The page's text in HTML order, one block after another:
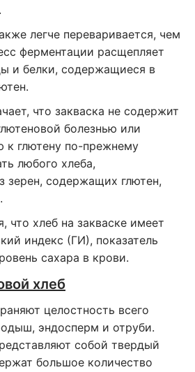
легче переваривается, чем
ферментации расщепляет
и белки, содержащиеся в
что закваска не содержит
болезнью или
к глютену по-прежнему
любого хлеба,
зерен, содержащих глютен,
что хлеб на закваске имеет
индекс (ГИ), показатель
сахара в крови.
хлеб
целостность всего
эндосперм и отруби.
собой твердый
большое количество